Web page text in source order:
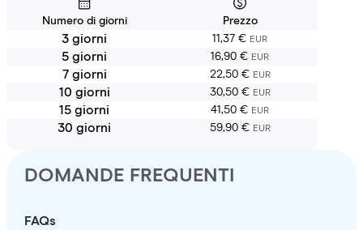
Numero di giorni Prezzo
3 giorni 11,37 € EUR
5 giorni 16,90 € EUR
7 giorni 22,50 € EUR
10 giorni 30,50 € EUR
15 giorni 41,50 € EUR
30 giorni 59,90 € EUR
DOMANDE FREQUENTI
FAQs